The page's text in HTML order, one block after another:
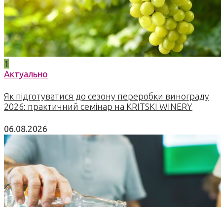
1
Актуально
Як підготуватися до сезону переробки винограду
2026: практичний семінар на KRITSKI WINERY
06.08.2026